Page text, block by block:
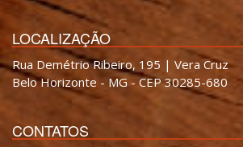
LOCALIZAÇÃO
Rua Demétrio Ribeiro, 195 | Vera Cruz
Belo Horizonte - MG - CEP 30285-680
CONTATOS